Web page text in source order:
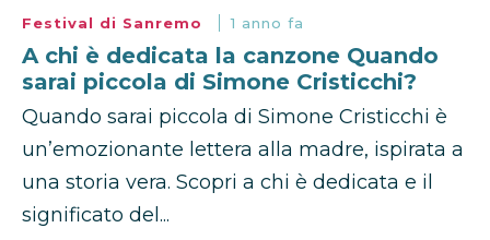
Festival di Sanremo 1 anno fa
A chi è dedicata la canzone Quando
sarai piccola di Simone Cristicchi?
Quando sarai piccola di Simone Cristicchi è
un’emozionante lettera alla madre, ispirata a
una storia vera. Scopri a chi è dedicata e il
significato del...